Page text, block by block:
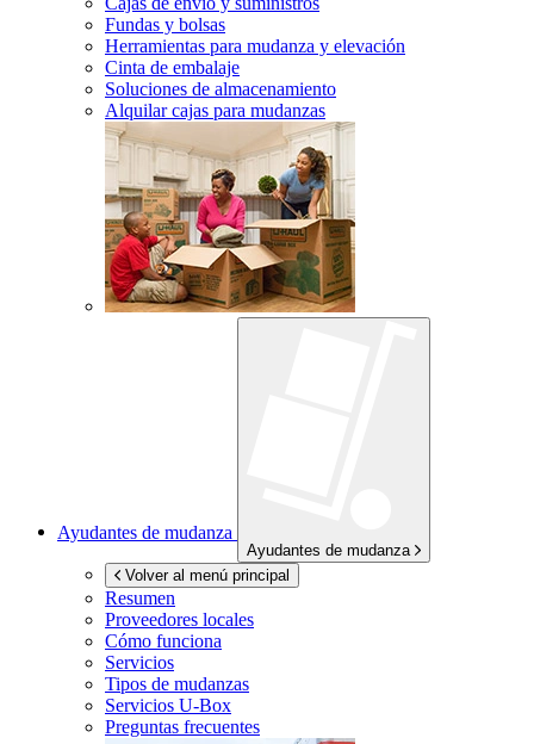
Fundas y bolsas
Herramientas para mudanza y elevación
Cinta de embalaje
Soluciones de almacenamiento
Alquilar cajas para mudanzas
Ayudantes de mudanza
Ayudantes de mudanza
Volver al menú principal
Resumen
Proveedores locales
Cómo funciona
Servicios
Tipos de mudanzas
Servicios U-Box
Preguntas frecuentes